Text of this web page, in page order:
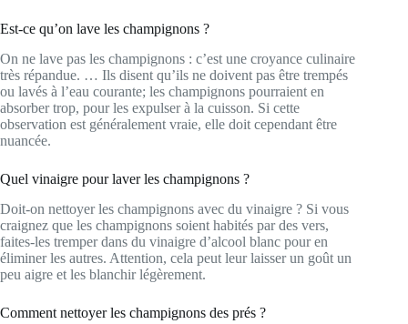
Est-ce qu’on lave les champignons ?
On ne lave pas les champignons : c’est une croyance culinaire
très répandue. … Ils disent qu’ils ne doivent pas être trempés
ou lavés à l’eau courante; les champignons pourraient en
absorber trop, pour les expulser à la cuisson. Si cette
observation est généralement vraie, elle doit cependant être
nuancée.
Quel vinaigre pour laver les champignons ?
Doit-on nettoyer les champignons avec du vinaigre ? Si vous
craignez que les champignons soient habités par des vers,
faites-les tremper dans du vinaigre d’alcool blanc pour en
éliminer les autres. Attention, cela peut leur laisser un goût un
peu aigre et les blanchir légèrement.
Comment nettoyer les champignons des prés ?